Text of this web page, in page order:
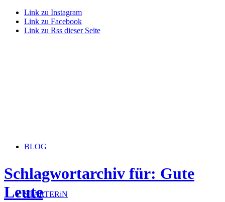
Link zu Instagram
Link zu Facebook
Link zu Rss dieser Seite
BLOG
STARTERiN
Schlagwortarchiv für: Gute
Leute